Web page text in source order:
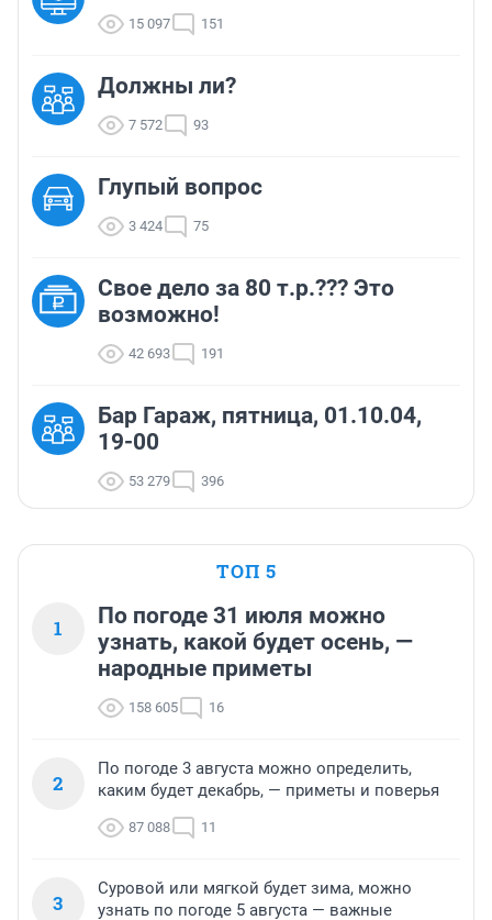
15 097 151
Должны ли?
7 572 93
Глупый вопрос
3 424 75
Свое дело за 80 т.р.??? Это
возможно!
42 693 191
Бар Гараж, пятница, 01.10.04,
19-00
53 279 396
ТОП 5
1
По погоде 31 июля можно
узнать, какой будет осень, —
народные приметы
158 605 16
2
По погоде 3 августа можно определить,
каким будет декабрь, — приметы и поверья
87 088 11
3
Суровой или мягкой будет зима, можно
узнать по погоде 5 августа — важные